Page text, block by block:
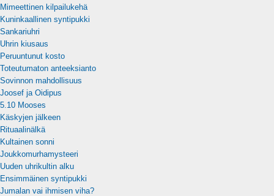
Mimeettinen kilpailukehä
Kuninkaallinen syntipukki
Sankariuhri
Uhrin kiusaus
Peruuntunut kosto
Toteutumaton anteeksianto
Sovinnon mahdollisuus
Joosef ja Oidipus
5.10 Mooses
Käskyjen jälkeen
Rituaalinälkä
Kultainen sonni
Joukkomurhamysteeri
Uuden uhrikultin alku
Ensimmäinen syntipukki
Jumalan vai ihmisen viha?